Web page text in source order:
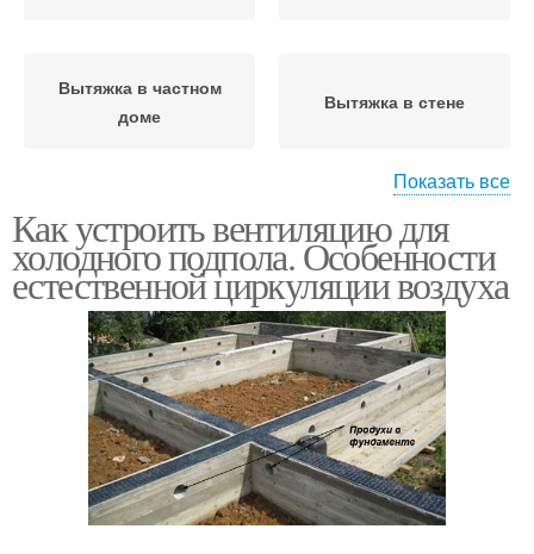
Вытяжка в частном
доме
Вытяжка в стене
вентиляция
Показать все
Как устроить вентиляцию для
холодного подпола. Особенности
естественной циркуляции воздуха